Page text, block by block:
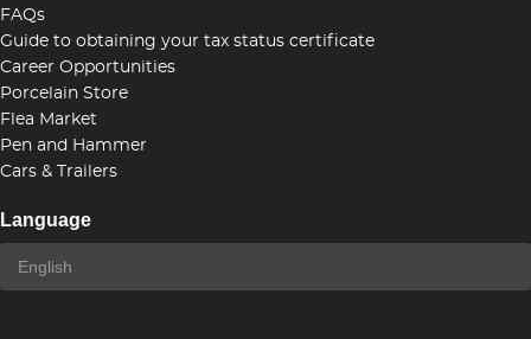
FAQs
Guide to obtaining your tax status certificate
Career Opportunities
Porcelain Store
Flea Market
Pen and Hammer
Cars & Trailers
Language